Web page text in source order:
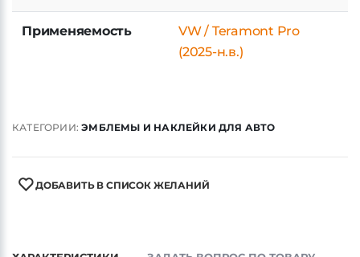
Применяемость
VW / Teramont Pro
(2025-н.в.)
КАТЕГОРИИ:ЭМБЛЕМЫ И НАКЛЕЙКИ ДЛЯ АВТО
ДОБАВИТЬ В СПИСОК ЖЕЛАНИЙ